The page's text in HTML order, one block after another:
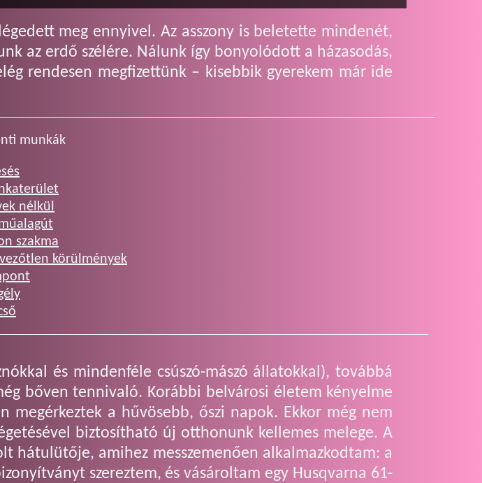
meg ennyivel. Az asszony is beletette mindenét,
az erdő szélére. Nálunk így bonyolódott a házasodás,
rendesen megfizettünk – kisebbik gyerekem már ide
munkák
nélkül
szakma
körülmények
és mindenféle csúszó-mászó állatokkal), továbbá
bőven tennivaló. Korábbi belvárosi életem kényelme
a hűvösebb, őszi napok. Ekkor még nem
biztosítható új otthonunk kellemes melege. A
hátulütője, amihez messzemenően alkalmazkodtam: a
szereztem, és vásároltam egy Husqvarna 61-